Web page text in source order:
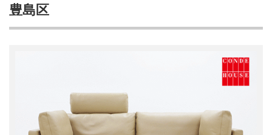
豊島区